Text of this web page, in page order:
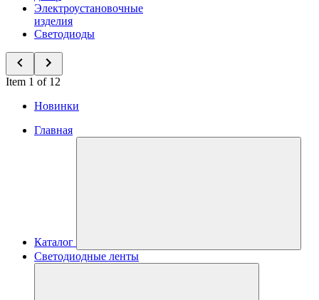
Электроустановочные
изделия
Светодиоды
Item 1 of 12
Новинки
Главная
Каталог
Светодиодные ленты